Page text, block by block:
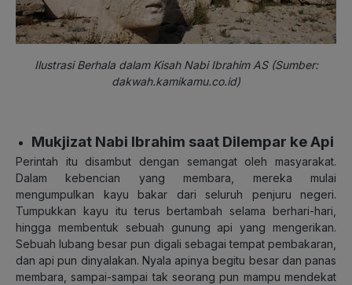
Ilustrasi Berhala dalam Kisah Nabi Ibrahim AS (Sumber:
dakwah.kamikamu.co.id)
Mukjizat Nabi Ibrahim saat Dilempar ke Api
Perintah itu disambut dengan semangat oleh masyarakat.
Dalam kebencian yang membara, mereka mulai
mengumpulkan kayu bakar dari seluruh penjuru negeri.
Tumpukkan kayu itu terus bertambah selama berhari-hari,
hingga membentuk sebuah gunung api yang mengerikan.
Sebuah lubang besar pun digali sebagai tempat pembakaran,
dan api pun dinyalakan. Nyala apinya begitu besar dan panas
membara, sampai-sampai tak seorang pun mampu mendekat